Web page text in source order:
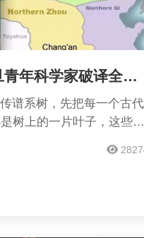
解密阿史那皇后！复旦青年科学家破译全球首例古突厥皇室基因组
谱系树，先把每一个古代
树上的一片叶子，这些人
的“大家谱”。用DNA做家